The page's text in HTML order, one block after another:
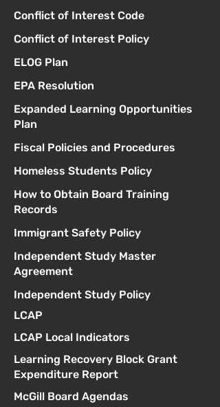
Conflict of Interest Code
Conflict of Interest Policy
ELOG Plan
EPA Resolution
Expanded Learning Opportunities
Plan
Fiscal Policies and Procedures
Homeless Students Policy
How to Obtain Board Training
Records
Immigrant Safety Policy
Independent Study Master
Agreement
Independent Study Policy
LCAP
LCAP Local Indicators
Learning Recovery Block Grant
Expenditure Report
McGill Board Agendas